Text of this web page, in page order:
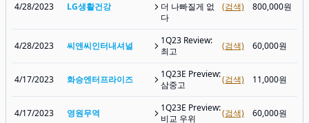
4/28/2023 LG생활건강
더 나빠질게 없
다
(검색) 800,000원
4/28/2023 씨앤씨인터내셔널
1Q23 Review:
최고
(검색) 60,000원
4/17/2023 화승엔터프라이즈
1Q23E Preview:
삼중고
(검색) 11,000원
4/17/2023 영원무역
1Q23E Preview:
비교 우위
(검색) 60,000원